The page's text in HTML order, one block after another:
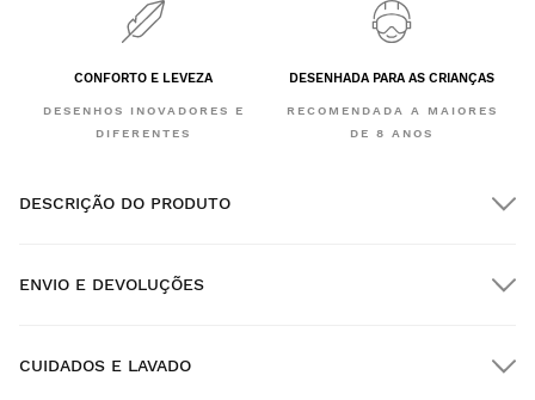
CONFORTO E LEVEZA
DESENHOS INOVADORES E
DIFERENTES
DESENHADA PARA AS CRIANÇAS
RECOMENDADA A MAIORES
DE 8 ANOS
DESCRIÇÃO DO PRODUTO
ENVIO E DEVOLUÇÕES
CUIDADOS E LAVADO